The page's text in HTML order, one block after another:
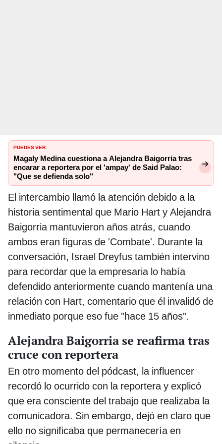
PUEDES VER:
Magaly Medina cuestiona a Alejandra Baigorria tras
encarar a reportera por el 'ampay' de Said Palao:
"Que se defienda solo"
El intercambio llamó la atención debido a la
historia sentimental que Mario Hart y Alejandra
Baigorria mantuvieron años atrás, cuando
ambos eran figuras de 'Combate'. Durante la
conversación, Israel Dreyfus también intervino
para recordar que la empresaria lo había
defendido anteriormente cuando mantenía una
relación con Hart, comentario que él invalidó de
inmediato porque eso fue "hace 15 años".
Alejandra Baigorria se reafirma tras
cruce con reportera
En otro momento del pódcast, la influencer
recordó lo ocurrido con la reportera y explicó
que era consciente del trabajo que realizaba la
comunicadora. Sin embargo, dejó en claro que
ello no significaba que permanecería en